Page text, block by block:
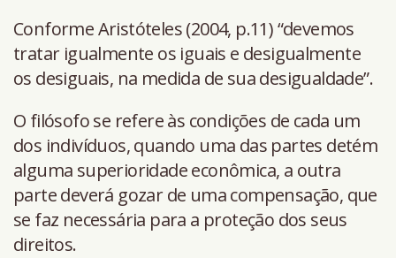
Conforme Aristóteles (2004, p.11) “devemos
tratar igualmente os iguais e desigualmente
os desiguais, na medida de sua desigualdade”.
O filósofo se refere às condições de cada um
dos indivíduos, quando uma das partes detém
alguma superioridade econômica, a outra
parte deverá gozar de uma compensação, que
se faz necessária para a proteção dos seus
direitos.